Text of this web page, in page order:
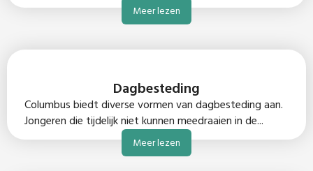
Meer lezen
Dagbesteding
Columbus biedt diverse vormen van dagbesteding aan.
Jongeren die tijdelijk niet kunnen meedraaien in de...
Meer lezen